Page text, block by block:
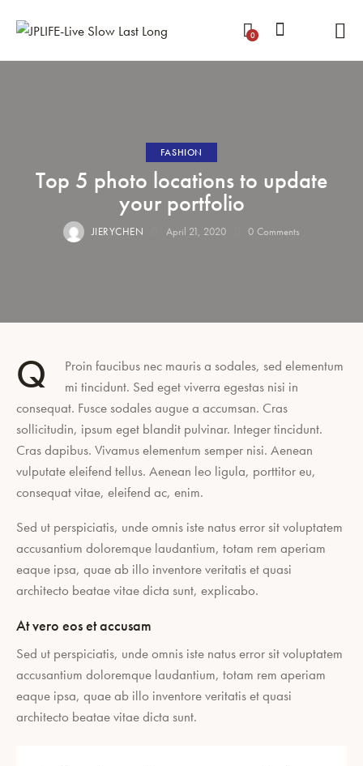
0
FASHION
Top 5 photo locations to update
your portfolio
JIERYCHEN April 21, 2020 0 Comments
Q
Proin faucibus nec mauris a sodales, sed elementum
mi tincidunt. Sed eget viverra egestas nisi in
consequat. Fusce sodales augue a accumsan. Cras
sollicitudin, ipsum eget blandit pulvinar. Integer tincidunt.
Cras dapibus. Vivamus elementum semper nisi. Aenean
vulputate eleifend tellus. Aenean leo ligula, porttitor eu,
consequat vitae, eleifend ac, enim.
Sed ut perspiciatis, unde omnis iste natus error sit voluptatem
accusantium doloremque laudantium, totam rem aperiam
eaque ipsa, quae ab illo inventore veritatis et quasi
architecto beatae vitae dicta sunt, explicabo.
At vero eos et accusam
Sed ut perspiciatis, unde omnis iste natus error sit voluptatem
accusantium doloremque laudantium, totam rem aperiam
eaque ipsa, quae ab illo inventore veritatis et quasi
architecto beatae vitae dicta sunt.